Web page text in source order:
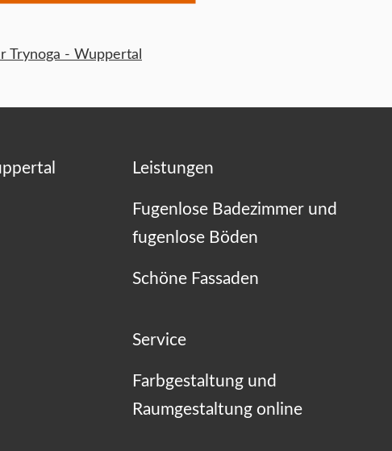
Trynoga - Wuppertal
Leistungen
Fugenlose Badezimmer und
fugenlose Böden
Schöne Fassaden
Service
Farbgestaltung und
Raumgestaltung online